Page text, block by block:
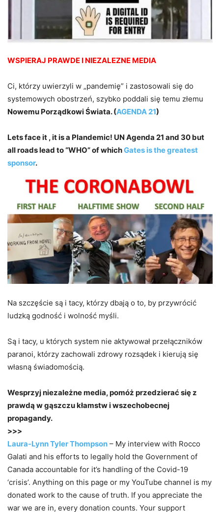
WSPIERAJ PRAWDE I NIEZALEZNE MEDIA
Ci, którzy uwierzyli w „pandemię” i zastosowali się do
systemowych obostrzeń, szybko poddali się temu złemu
Nowemu Porządkowi Świata. (AGENDA 21)
Lets face it , it is a Plandemic! UN Agenda 21 and 30 but
all roads lead to “WHO” of whichGates is the greatest
sponsor.
Na szczęście są i tacy, którzy dbają o to, by przywrócić
ludzką godność i wolność myśli.
Są i tacy, u których system nie aktywował przełączników
paranoi, którzy zachowali zdrowy rozsądek i kierują się
własną świadomością.
Wesprzyj niezależne media, pomóż przedzierać się z
prawdą w gąszczu kłamstw i wszechobecnej
propagandy.
>>>
Laura-Lynn Tyler Thompson – My interview with Rocco
Galati and his efforts to legally hold the Government of
Canada accountable for it’s handling of the Covid-19
‘crisis’. Anything on this page or my YouTube channel is my
donated work to the cause of truth. If you appreciate the
war we are in, every donation counts. Your support